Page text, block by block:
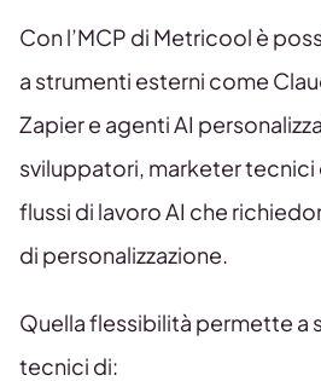
Con l’MCP di Metricool è
a strumenti esterni come
Zapier e agenti AI
sviluppatori, marketer tecnici
flussi di lavoro AI che
di personalizzazione.
Quella flessibilità permette a
tecnici di: